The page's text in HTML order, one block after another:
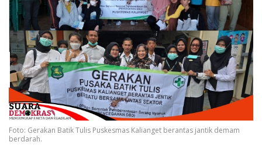
Foto: Gerakan Batik Tulis Puskesmas Kalianget berantas jantik demam
berdarah.